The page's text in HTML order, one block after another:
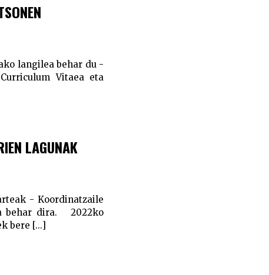
langilea behar du -
Vitaea eta
LAGUNAK
- Koordinatzaile
behar dira. 2022ko
bere [...]